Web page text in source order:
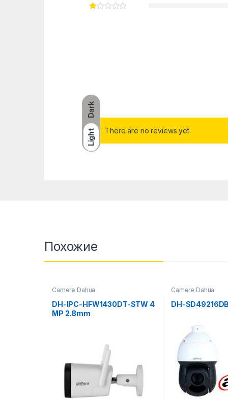
Dark
Light There are no reviews yet.
Похожие
Camere Dahua
DH-IPC-HFW1430DT-STW 4
MP 2.8mm
Camere Dahua
DH-